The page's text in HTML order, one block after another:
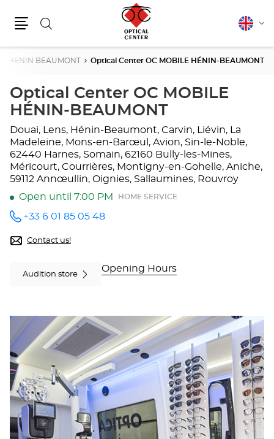
Search English
HENIN BEAUMONT Optical Center OC MOBILE HÉNIN-BEAUMONT
Optical Center OC MOBILE
HÉNIN-BEAUMONT
Douai, Lens, Hénin-Beaumont, Carvin, Liévin, La
Madeleine, Mons-en-Barœul, Avion, Sin-le-Noble,
62440 Harnes, Somain, 62160 Bully-les-Mines,
Méricourt, Courrières, Montigny-en-Gohelle, Aniche,
59112 Annœullin, Oignies, Sallaumines, Rouvroy
Open until 7:00 PM
HOME SERVICE
Call the
Optical
MOBILE
HÉNIN-
+33 6 01 85 05 48
Contact us!
Audition store
Opening Hours